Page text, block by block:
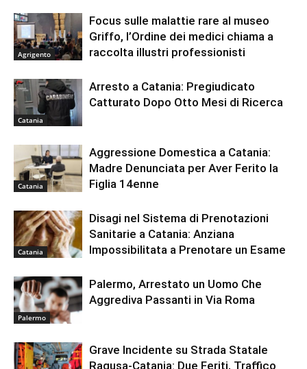
Agrigento
Focus sulle malattie rare al museo
Griffo, l’Ordine dei medici chiama a
raccolta illustri professionisti
Catania
Arresto a Catania: Pregiudicato
Catturato Dopo Otto Mesi di Ricerca
Catania
Aggressione Domestica a Catania:
Madre Denunciata per Aver Ferito la
Figlia 14enne
Catania
Disagi nel Sistema di Prenotazioni
Sanitarie a Catania: Anziana
Impossibilitata a Prenotare un Esame
Palermo
Palermo, Arrestato un Uomo Che
Aggrediva Passanti in Via Roma
Grave Incidente su Strada Statale
Ragusa-Catania: Due Feriti, Traffico